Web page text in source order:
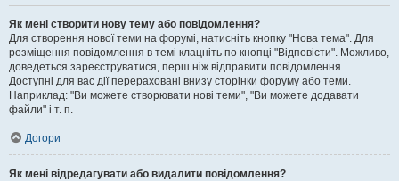
Як мені створити нову тему або повідомлення?
Для створення нової теми на форумі, натисніть кнопку "Нова тема". Для
розміщення повідомлення в темі клацніть по кнопці "Відповісти". Можливо,
доведеться зареєструватися, перш ніж відправити повідомлення.
Доступні для вас дії перераховані внизу сторінки форуму або теми.
Наприклад: "Ви можете створювати нові теми", "Ви можете додавати
файли" і т. п.
Догори
Як мені відредагувати або видалити повідомлення?